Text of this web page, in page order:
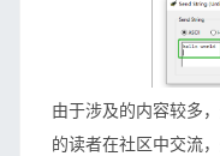
由于涉及的内容较多
的读者在社区中交流，